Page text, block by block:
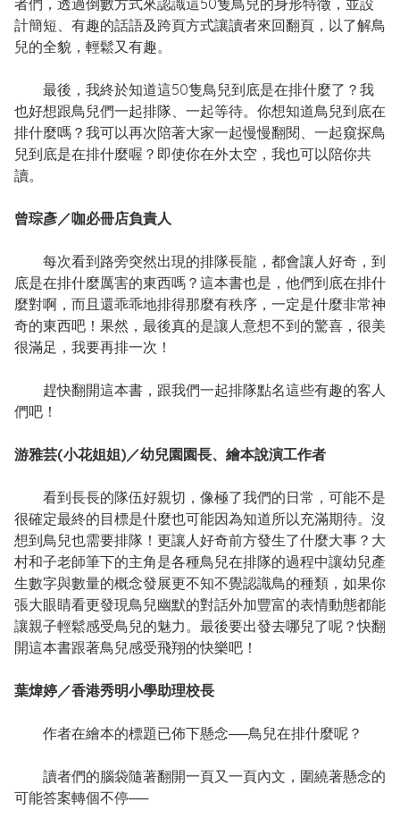
者們，透過倒數方式來認識這50隻鳥兒的身形特徵，並設
計簡短、有趣的話語及跨頁方式讓讀者來回翻頁，以了解鳥
兒的全貌，輕鬆又有趣。
最後，我終於知道這50隻鳥兒到底是在排什麼了？我
也好想跟鳥兒們一起排隊、一起等待。你想知道鳥兒到底在
排什麼嗎？我可以再次陪著大家一起慢慢翻閱、一起窺探鳥
兒到底是在排什麼喔？即使你在外太空，我也可以陪你共
讀。
曾琮彥／咖必冊店負責人
每次看到路旁突然出現的排隊長龍，都會讓人好奇，到
底是在排什麼厲害的東西嗎？這本書也是，他們到底在排什
麼對啊，而且還乖乖地排得那麼有秩序，一定是什麼非常神
奇的東西吧！果然，最後真的是讓人意想不到的驚喜，很美
很滿足，我要再排一次！
趕快翻開這本書，跟我們一起排隊點名這些有趣的客人
們吧！
游雅芸(小花姐姐)／幼兒園園長、繪本說演工作者
看到長長的隊伍好親切，像極了我們的日常，可能不是
很確定最終的目標是什麼也可能因為知道所以充滿期待。沒
想到鳥兒也需要排隊！更讓人好奇前方發生了什麼大事？大
村和子老師筆下的主角是各種鳥兒在排隊的過程中讓幼兒產
生數字與數量的概念發展更不知不覺認識鳥的種類，如果你
張大眼睛看更發現鳥兒幽默的對話外加豐富的表情動態都能
讓親子輕鬆感受鳥兒的魅力。最後要出發去哪兒了呢？快翻
開這本書跟著鳥兒感受飛翔的快樂吧！
葉煒婷／香港秀明小學助理校長
作者在繪本的標題已佈下懸念──鳥兒在排什麼呢？
讀者們的腦袋隨著翻開一頁又一頁內文，圍繞著懸念的
可能答案轉個不停──